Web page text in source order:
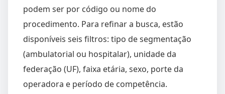
podem ser por código ou nome do
procedimento. Para refinar a busca, estão
disponíveis seis filtros: tipo de segmentação
(ambulatorial ou hospitalar), unidade da
federação (UF), faixa etária, sexo, porte da
operadora e período de competência.